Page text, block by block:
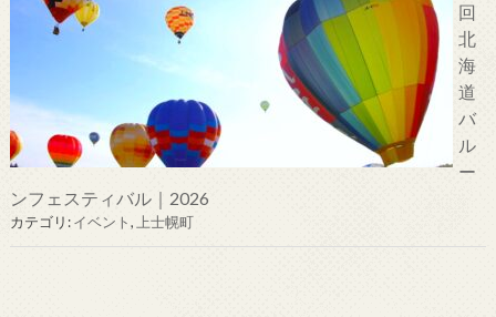
回
北
海
道
バ
ル
ー
ンフェスティバル｜2026
カテゴリ:イベント, 上士幌町